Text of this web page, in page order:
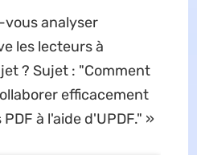
vous analyser
les lecteurs à
? Sujet : "Comment
efficacement
à l'aide d'UPDF." »